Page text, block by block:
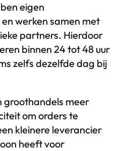
eigen
werken samen met
partners. Hierdoor
binnen 24 tot 48 uur
zelfs dezelfde dag bij
meer
om orders te
kleinere leverancier
heeft voor